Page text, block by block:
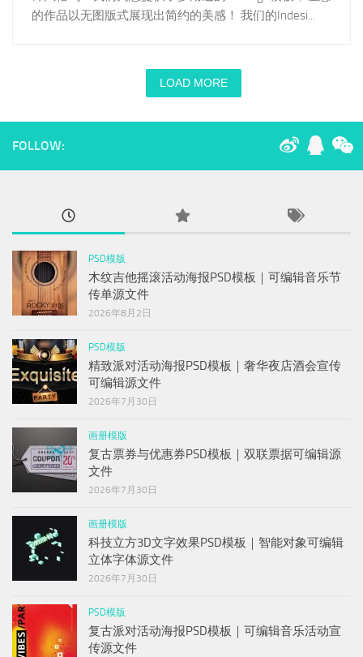
的作品以无图版式展现出简约的美感！ 我们的Indesi...
LOAD MORE
FOLLOW:
PSD模版
木纹吉他摇滚活动海报PSD模板｜可编辑音乐节
传单源文件
2026年8月2日
PSD模版
精致派对活动海报PSD模板｜奢华夜店酒会宣传
可编辑源文件
2026年7月30日
画册模版
复古票券与优惠券PSD模板｜双联票据可编辑源
文件
2026年7月30日
画册模版
科技立方3D文字效果PSD模板｜智能对象可编辑
立体字体源文件
2026年7月30日
PSD模版
复古派对活动海报PSD模板｜可编辑音乐活动宣
传源文件